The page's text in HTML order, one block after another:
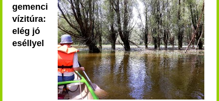
gemenci
vízitúra:
elég jó
eséllyel